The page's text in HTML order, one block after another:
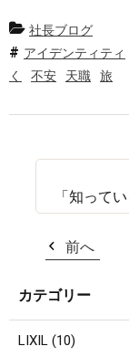
社長ブログ
アイデンティティ
く
不安 天職 旅
「知って
前へ
カテゴリー
LIXIL (10)